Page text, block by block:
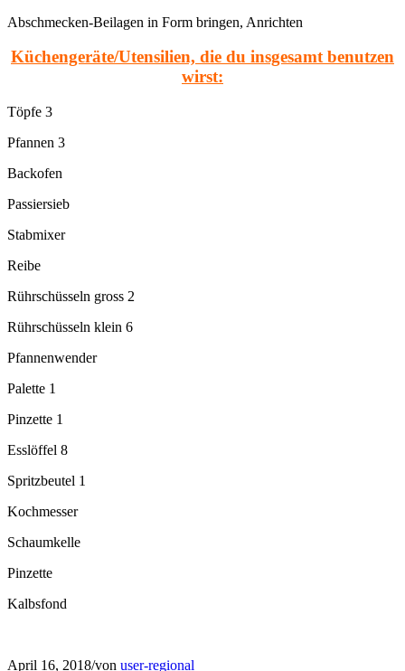
Abschmecken-Beilagen in Form bringen, Anrichten
Küchengeräte/Utensilien, die du insgesamt benutzen
wirst:
Töpfe 3
Pfannen 3
Backofen
Passiersieb
Stabmixer
Reibe
Rührschüsseln gross 2
Rührschüsseln klein 6
Pfannenwender
Palette 1
Pinzette 1
Esslöffel 8
Spritzbeutel 1
Kochmesser
Schaumkelle
Pinzette
Kalbsfond
April 16, 2018/von user-regional